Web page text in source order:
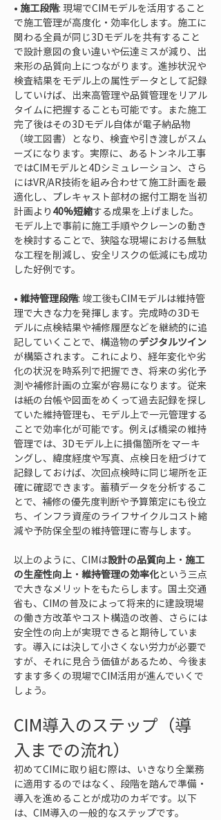
• 施工段階: 現場でCIMモデルを活用すること
で施工管理が高度化・効率化します。施工に
関わる全員が同じ3Dモデルを共有すること
で設計意図の食い違いや伝達ミスが減り、出
来形の品質向上につながります。進捗状況や
検査結果をモデル上の属性データとして記録
していけば、出来高管理や品質管理をリアル
タイムに把握することも可能です。また施工
完了後はその3Dモデル自体が電子納品物
（竣工図書）となり、検査や引き渡しがスム
ーズになります。実際に、あるトンネル工事
ではCIMモデルと4Dシミュレーション、さら
にはVR/AR技術を組み合わせて施工計画を最
適化し、プレキャスト部材の据付工期を当初
計画より 40%短縮する成果を上げました。
モデル上で事前に施工手順やクレーンの動き
を検討することで、狭隘な現場における無駄
な工程を削減し、安全リスクの低減にも成功
• 維持管理段階: 竣工後もCIMモデルは維持管
理で大きな力を発揮します。完成時の3Dモ
デルに点検結果や補修履歴などを継続的に追
記していくことで、構造物のデジタルツイン
が構築されます。これにより、経年変化や劣
化の状況を時系列で把握でき、将来の劣化予
測や補修計画の立案が容易になります。従来
は紙の台帳や図面をめくって過去記録を探し
ていた維持管理も、モデル上で一元管理する
ことで効率化が可能です。例えば橋梁の維持
管理では、3Dモデル上に損傷箇所をマーキ
ングし、緯度経度や写真、点検日を紐づけて
記録しておけば、次回点検時に同じ場所を正
確に確認できます。蓄積データを分析するこ
とで、補修の優先度判断や予算策定にも役立
ち、インフラ資産のライフサイクルコスト縮
減や予防保全型の維持管理に寄与します。
以上のように、CIMは設計の品質向上 ・ 施工
の生産性向上 ・ 維持管理の効率化という三点
で大きなメリットをもたらします。国土交通
省も、CIMの普及によって将来的に建設現場
の働き方改革やコスト構造の改善、さらには
安全性の向上が実現できると期待していま
す。導入には決して小さくない労力が必要で
すが、それに見合う価値があるため、今後ま
すます多くの現場でCIM活用が進んでいくで
しょう。
CIM導入のステップ（導
入までの流れ）
初めてCIMに取り組む際は、いきなり全業務
に適用するのではなく、段階を踏んで準備・
導入を進めることが成功のカギです。以下
は、CIM導入の一般的なステップです。